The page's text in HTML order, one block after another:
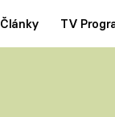
Články TV